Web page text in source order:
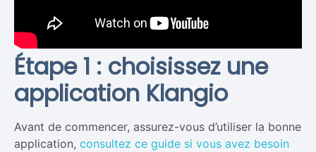
Étape 1 : choisissez une
application Klangio
Avant de commencer, assurez-vous d’utiliser la bonne
application, consultez ce guide si vous avez besoin